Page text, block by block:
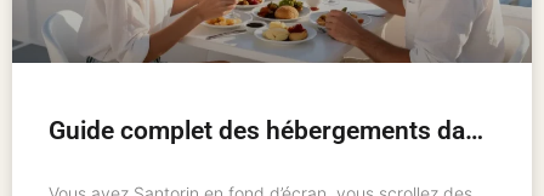
Guide complet des hébergements dans les îles grecques : où loger et comment bien choisir